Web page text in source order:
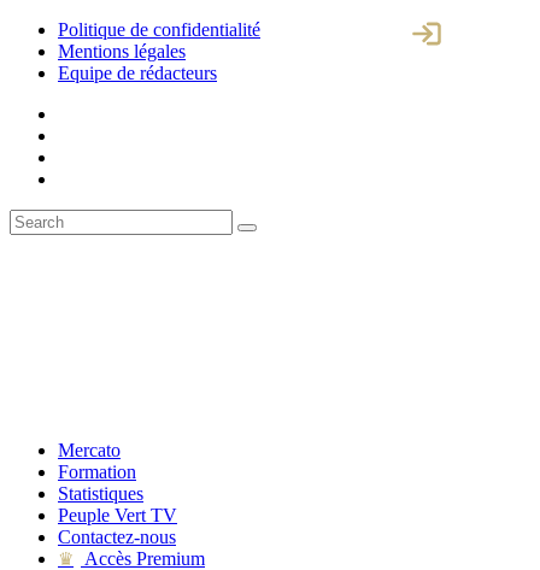
Politique de confidentialité
Mentions légales
Equipe de rédacteurs
Mercato
Formation
Statistiques
Peuple Vert TV
Contactez-nous
♛
Accès Premium